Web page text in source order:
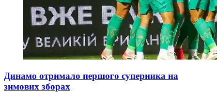
Динамо отримало першого суперника на
зимових зборах